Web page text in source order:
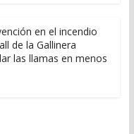
en el incendio
de la Gallinera
las llamas en menos